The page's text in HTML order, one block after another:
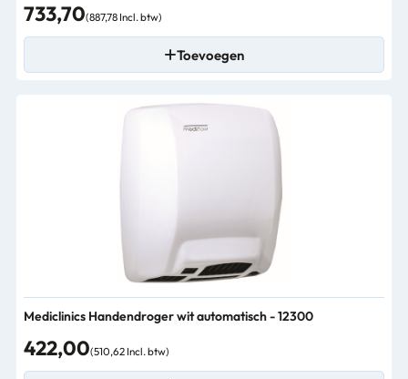
733,70(887,78 Incl. btw)
Toevoegen
Mediclinics Handendroger wit automatisch - 12300
422,00(510,62 Incl. btw)